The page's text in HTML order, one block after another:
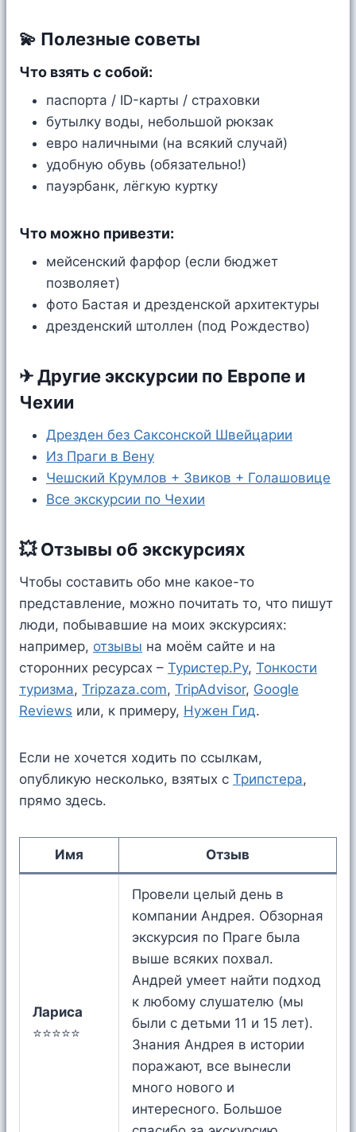
💫 Полезные советы
Что взять с собой:
паспорта / ID-карты / страховки
бутылку воды, небольшой рюкзак
евро наличными (на всякий случай)
удобную обувь (обязательно!)
пауэрбанк, лёгкую куртку
Что можно привезти:
мейсенский фарфор (если бюджет
позволяет)
фото Бастая и дрезденской архитектуры
дрезденский штоллен (под Рождество)
✈ Другие экскурсии по Европе и
Чехии
Дрезден без Саксонской Швейцарии
Из Праги в Вену
Чешский Крумлов + Звиков + Голашовице
Все экскурсии по Чехии
💥 Отзывы об экскурсиях
Чтобы составить обо мне какое-то
представление, можно почитать то, что пишут
люди, побывавшие на моих экскурсиях:
например, отзывы на моём сайте и на
сторонних ресурсах – Туристер.Ру, Тонкости
туризма, Tripzaza.com, TripAdvisor, Google
Reviews или, к примеру, Нужен Гид.
Если не хочется ходить по ссылкам,
опубликую несколько, взятых c Трипстера,
прямо здесь.
Имя Отзыв
Лариса
⭐⭐⭐⭐⭐
Провели целый день в
компании Андрея. Обзорная
экскурсия по Праге была
выше всяких похвал.
Андрей умеет найти подход
к любому слушателю (мы
были с детьми 11 и 15 лет).
Знания Андрея в истории
поражают, все вынесли
много нового и
интересного. Большое